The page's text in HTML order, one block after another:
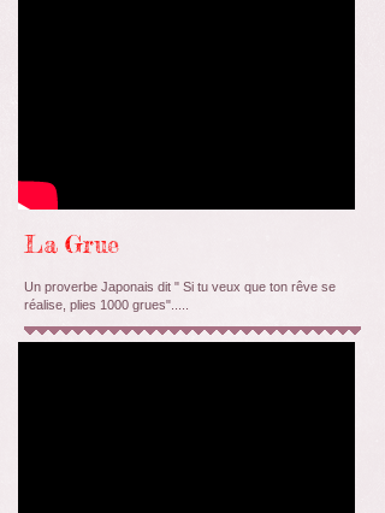
La Grue
Un proverbe Japonais dit " Si tu veux que ton rêve se
réalise, plies 1000 grues".....